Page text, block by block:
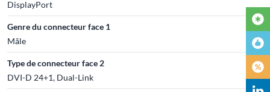
DisplayPort
Genre du connecteur face 1
Mâle
Type de connecteur face 2
DVI-D 24+1, Dual-Link